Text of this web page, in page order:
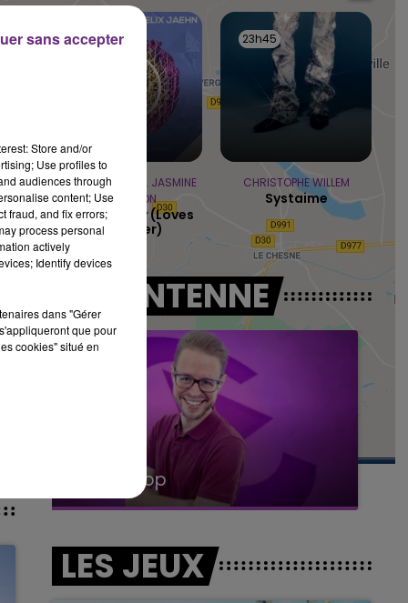
14h00 - 15h00
LA RADIO POP
23h48
23h48
FELIX JAEHN FEAT. JASMINE
THOMPSON
Ain't Nobody (loves
Me Better)
23h45
23h45
CHRISTOPHE WILLEM
Systaime
A L'ANTENNE
Le Club Champagne FM
LES JEUX
Store and/or
Use profiles to
audiences through
content; Use
fraud, and fix errors;
process personal
actively
Identify devices
dans "Gérer
que pour
cookies" situé en
sans accepter